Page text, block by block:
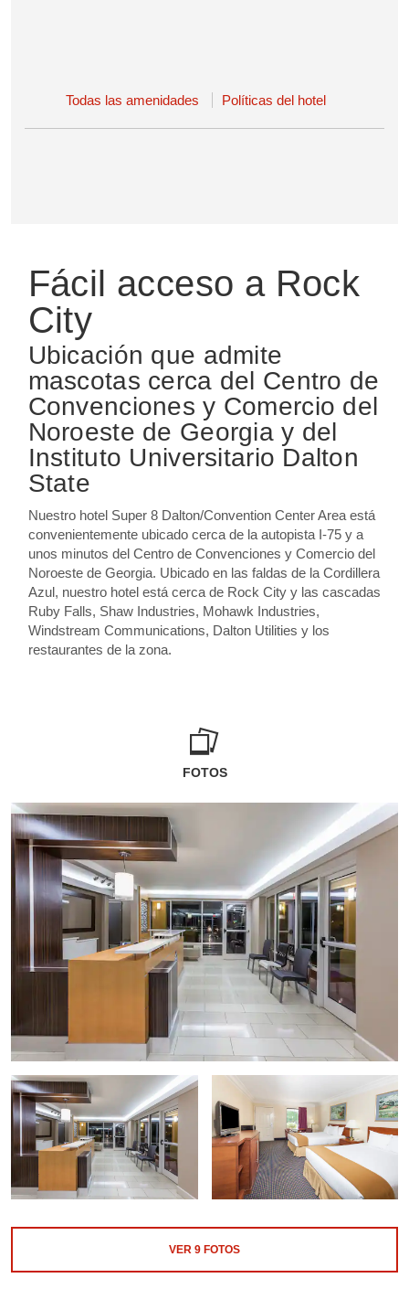
Todas las amenidades Políticas del hotel
Fácil acceso a Rock
City
Ubicación que admite
mascotas cerca del Centro de
Convenciones y Comercio del
Noroeste de Georgia y del
Instituto Universitario Dalton
State
Nuestro hotel Super 8 Dalton/Convention Center Area está
convenientemente ubicado cerca de la autopista I-75 y a
unos minutos del Centro de Convenciones y Comercio del
Noroeste de Georgia. Ubicado en las faldas de la Cordillera
Azul, nuestro hotel está cerca de Rock City y las cascadas
Ruby Falls, Shaw Industries, Mohawk Industries,
Windstream Communications, Dalton Utilities y los
restaurantes de la zona.
FOTOS
VER 9 FOTOS